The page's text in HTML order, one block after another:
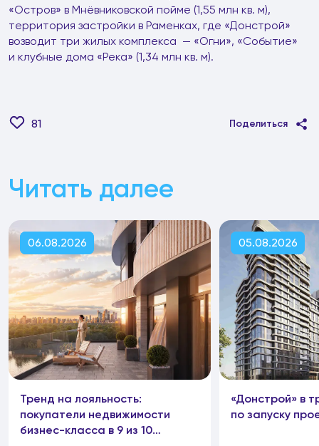
«Остров» в Мнёвниковской пойме (1,55 млн кв. м),
территория застройки в Раменках, где «Донстрой»
возводит три жилых комплекса — «Огни», «Событие»
и клубные дома «Река» (1,34 млн кв. м).
81 Поделиться
Читать далее
06.08.2026
Тренд на лояльность:
покупатели недвижимости
бизнес-класса в 9 из 10
05.08.2026
«Донстрой» в
по запуску